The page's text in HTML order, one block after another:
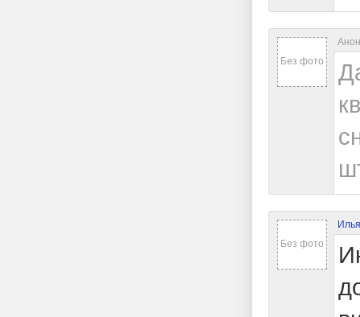
Без фото
Без фото